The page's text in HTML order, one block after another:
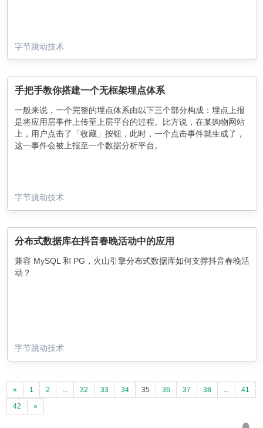
字节跳动技术
手把手教你搭建一个无框架埋点体系
一般来说，一个完整的埋点体系由以下三个部分构成：埋点上报
是将应用层事件上传至上层平台的过程。比方说，在某购物网站
上，用户点击了「收藏」按钮，此时，一个点击事件就生成了，
这一事件会被上报至一个数据分析平台。
字节跳动技术
分布式数据库在抖音春晚活动中的应用
兼容 MySQL 和 PG，火山引擎分布式数据库如何支撑抖音春晚活
动？
字节跳动技术
« 1 2 32 33 34 35 36 37 38
41
42
»